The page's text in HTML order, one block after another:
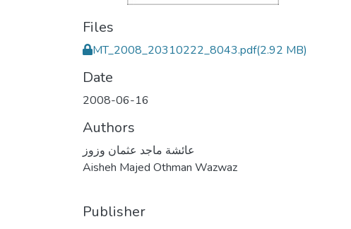
Files
MT_2008_20310222_8043.pdf(2.92 MB)
Date
2008-06-16
Authors
عائشة ماجد عثمان وزوز
Aisheh Majed Othman Wazwaz
Publisher